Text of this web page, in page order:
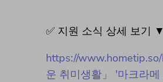
✅ 지원 소식 상세 보기 ▼
https://
운 취미생활」 '마크라